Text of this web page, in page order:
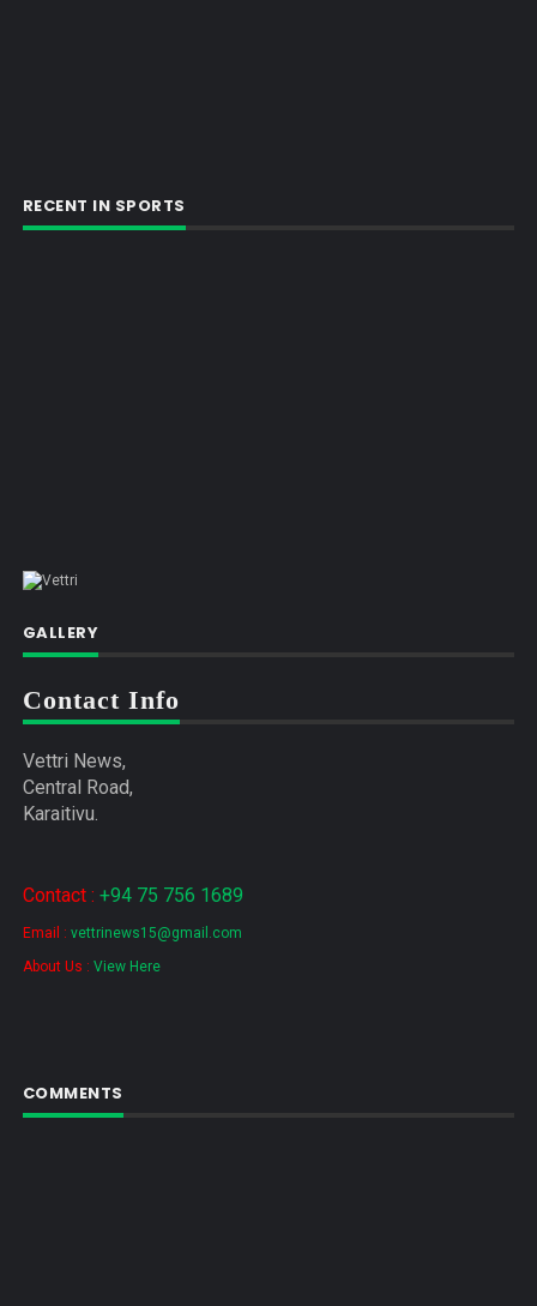
RECENT IN SPORTS
GALLERY
Contact Info
Vettri News,
Central Road,
Karaitivu.
Contact : +94 75 756 1689
Email : vettrinews15@gmail.com
About Us : View Here
COMMENTS